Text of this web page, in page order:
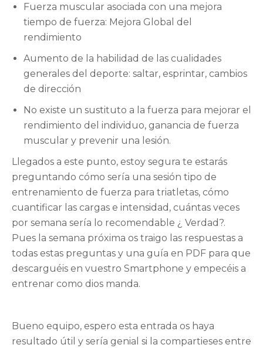
Fuerza muscular asociada con una mejora
tiempo de fuerza: Mejora Global del
rendimiento
Aumento de la habilidad de las cualidades
generales del deporte: saltar, esprintar, cambios
de dirección
No existe un sustituto a la fuerza para mejorar el
rendimiento del individuo, ganancia de fuerza
muscular y prevenir una lesión.
Llegados a este punto, estoy segura te estarás
preguntando cómo sería una sesión tipo de
entrenamiento de fuerza para triatletas, cómo
cuantificar las cargas e intensidad, cuántas veces
por semana sería lo recomendable ¿ Verdad?.
Pues la semana próxima os traigo las respuestas a
todas estas preguntas y una guía en PDF para que
descarguéis en vuestro Smartphone y empecéis a
entrenar como dios manda.
Bueno equipo, espero esta entrada os haya
resultado útil y sería genial si la compartieses entre